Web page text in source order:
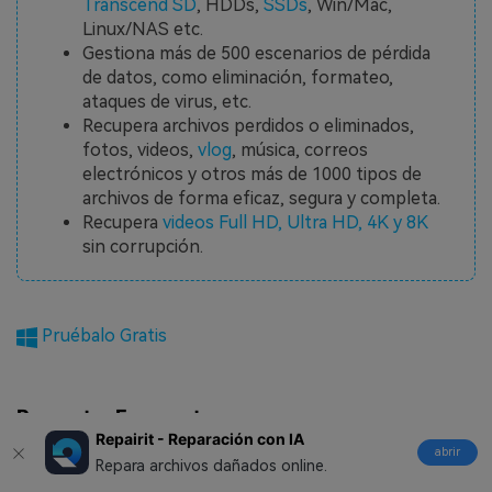
Repairit - Reparación con IA
Repara archivos dañados online.
abrir
Transcend SD, HDDs,SSDs, Win/Mac,
Linux/NAS etc.
Gestiona más de 500 escenarios de pérdida
de datos, como eliminación, formateo,
ataques de virus, etc.
Recupera archivos perdidos o eliminados,
fotos, videos,vlog, música, correos
electrónicos y otros más de 1000 tipos de
archivos de forma eficaz, segura y completa.
Recuperavideos Full HD, Ultra HD, 4K y 8K
sin corrupción.
Pruébalo Gratis
Preguntas Frecuentes
1. ¿Por qué dice Steam que no hay suficiente